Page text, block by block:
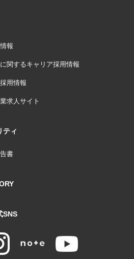
報
関するキャリア採用情報
用情報
求人サイト
ティ
書
SNS